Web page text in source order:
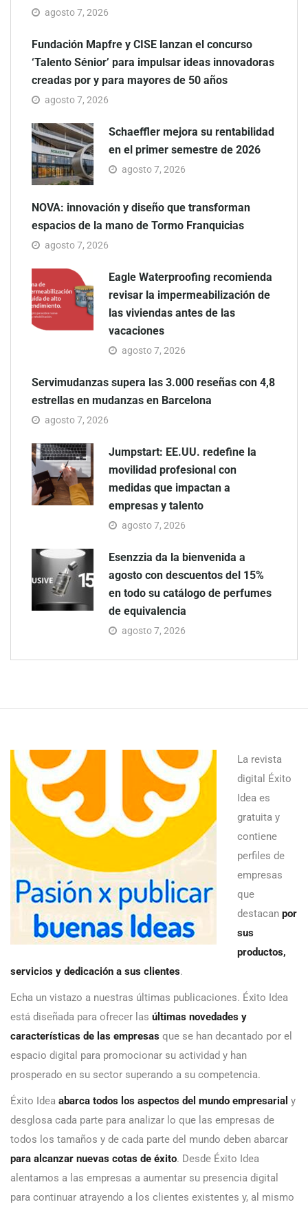
agosto 7, 2026
Fundación Mapfre y CISE lanzan el concurso
‘Talento Sénior’ para impulsar ideas innovadoras
creadas por y para mayores de 50 años
agosto 7, 2026
Schaeffler mejora su rentabilidad
en el primer semestre de 2026
agosto 7, 2026
NOVA: innovación y diseño que transforman
espacios de la mano de Tormo Franquicias
agosto 7, 2026
Eagle Waterproofing recomienda
revisar la impermeabilización de
las viviendas antes de las
vacaciones
agosto 7, 2026
Servimudanzas supera las 3.000 reseñas con 4,8
estrellas en mudanzas en Barcelona
agosto 7, 2026
Jumpstart: EE.UU. redefine la
movilidad profesional con
medidas que impactan a
empresas y talento
agosto 7, 2026
Esenzzia da la bienvenida a
agosto con descuentos del 15%
en todo su catálogo de perfumes
de equivalencia
agosto 7, 2026
La revista
digital Éxito
Idea es
gratuita y
contiene
perfiles de
empresas
que
destacan por
sus
productos,
servicios y dedicación a sus clientes.
Echa un vistazo a nuestras últimas publicaciones. Éxito Idea
está diseñada para ofrecer las últimas novedades y
características de las empresas que se han decantado por el
espacio digital para promocionar su actividad y han
prosperado en su sector superando a su competencia.
Éxito Idea abarca todos los aspectos del mundo empresarial y
desglosa cada parte para analizar lo que las empresas de
todos los tamaños y de cada parte del mundo deben abarcar
para alcanzar nuevas cotas de éxito. Desde Éxito Idea
alentamos a las empresas a aumentar su presencia digital
para continuar atrayendo a los clientes existentes y, al mismo